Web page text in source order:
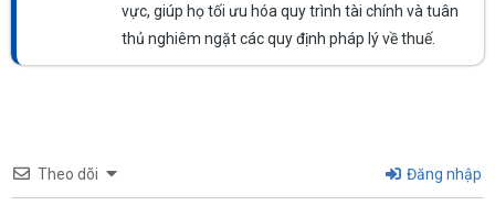
vực, giúp họ tối ưu hóa quy trình tài chính và tuân
thủ nghiêm ngặt các quy định pháp lý về thuế.
Theo dõi Đăng nhập